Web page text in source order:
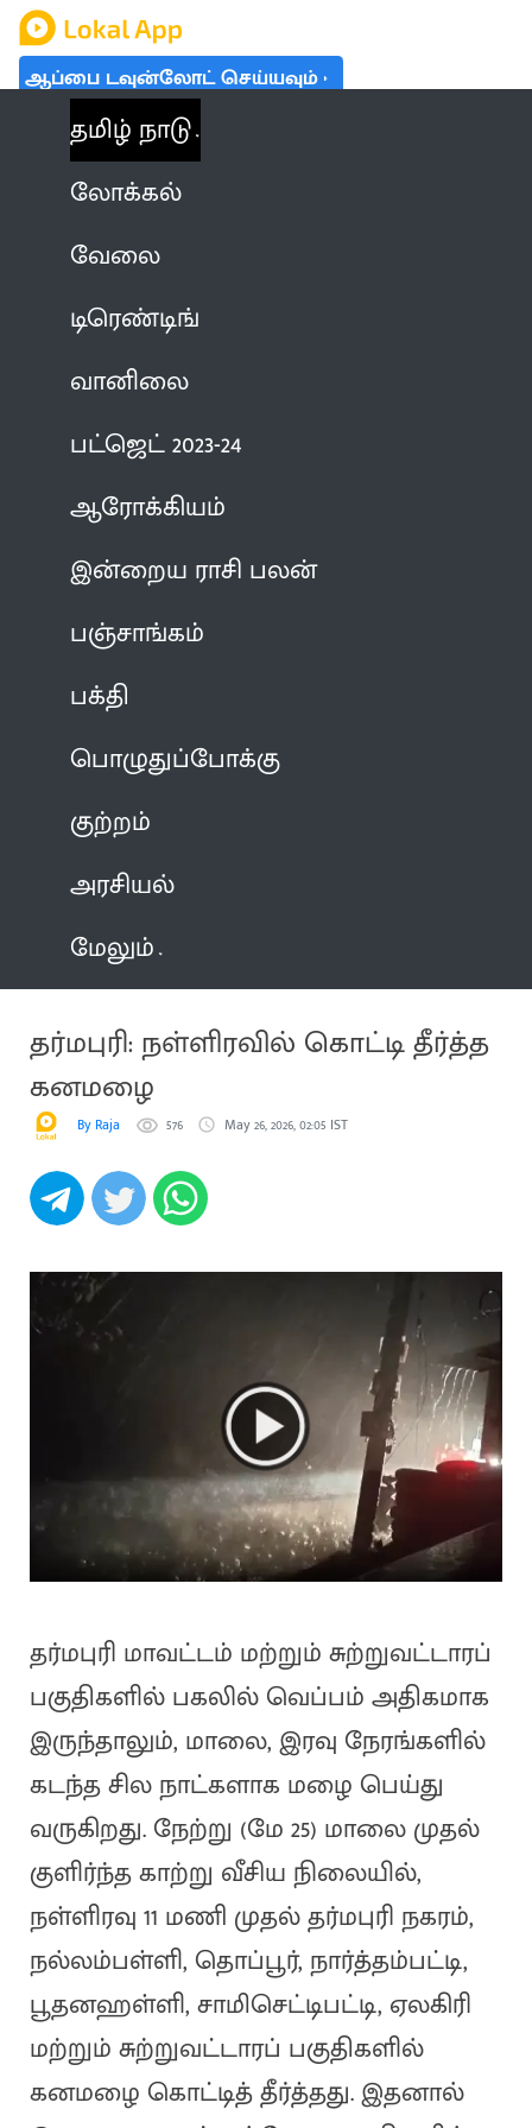
ஆப்பை டவுன்லோட் செய்யவும்
தமிழ் நாடு
லோக்கல்
வேலை
டிரெண்டிங்
வானிலை
பட்ஜெட் 2023-24
ஆரோக்கியம்
இன்றைய ராசி பலன்
பஞ்சாங்கம்
பக்தி
பொழுதுப்போக்கு
குற்றம்
அரசியல்
மேலும்
தர்மபுரி: நள்ளிரவில் கொட்டி தீர்த்த
கனமழை
By Raja 576 May 26, 2026, 02:05 IST
தர்மபுரி மாவட்டம் மற்றும் சுற்றுவட்டாரப்
பகுதிகளில் பகலில் வெப்பம் அதிகமாக
இருந்தாலும், மாலை, இரவு நேரங்களில்
கடந்த சில நாட்களாக மழை பெய்து
வருகிறது. நேற்று (மே 25) மாலை முதல்
குளிர்ந்த காற்று வீசிய நிலையில்,
நள்ளிரவு 11 மணி முதல் தர்மபுரி நகரம்,
நல்லம்பள்ளி, தொப்பூர், நார்த்தம்பட்டி,
பூதனஹள்ளி, சாமிசெட்டிபட்டி, ஏலகிரி
மற்றும் சுற்றுவட்டாரப் பகுதிகளில்
கனமழை கொட்டித் தீர்த்தது. இதனால்